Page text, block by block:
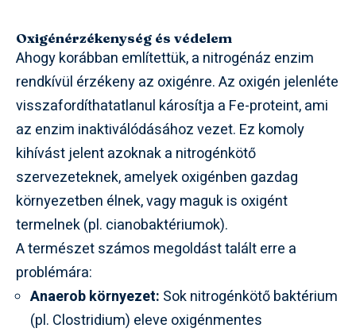
Oxigénérzékenység és védelem
Ahogy korábban említettük, a nitrogénáz enzim
rendkívül érzékeny az oxigénre. Az oxigén jelenléte
visszafordíthatatlanul károsítja a Fe-proteint, ami
az enzim inaktiválódásához vezet. Ez komoly
kihívást jelent azoknak a nitrogénkötő
szervezeteknek, amelyek oxigénben gazdag
környezetben élnek, vagy maguk is oxigént
termelnek (pl. cianobaktériumok).
A természet számos megoldást talált erre a
problémára:
Anaerob környezet: Sok nitrogénkötő baktérium
(pl. Clostridium) eleve oxigénmentes